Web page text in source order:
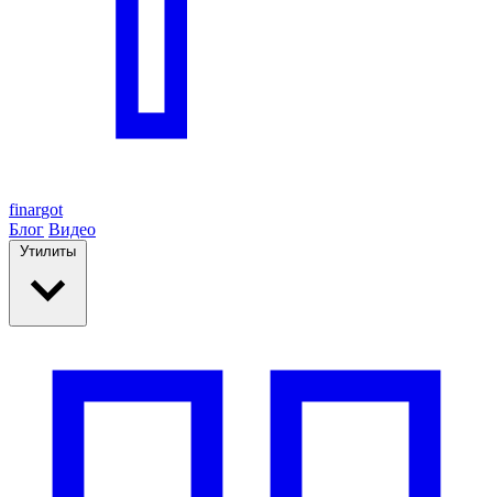
finargot
Блог Видео
Утилиты